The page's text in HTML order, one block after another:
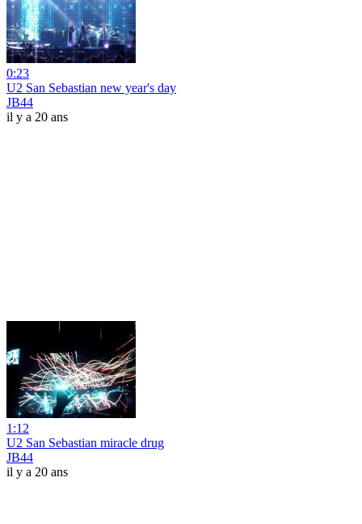
0:23
U2 San Sebastian new year's day
JB44
il y a 20 ans
1:12
U2 San Sebastian miracle drug
JB44
il y a 20 ans